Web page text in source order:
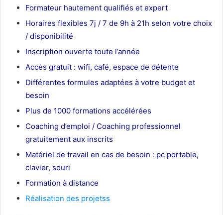
Formateur hautement qualifiés et expert
Horaires flexibles 7j / 7 de 9h à 21h selon votre choix
/ disponibilité
Inscription ouverte toute l’année
Accès gratuit : wifi, café, espace de détente
Différentes formules adaptées à votre budget et
besoin
Plus de 1000 formations accélérées
Coaching d’emploi / Coaching professionnel
gratuitement aux inscrits
Matériel de travail en cas de besoin : pc portable,
clavier, souri
Formation à distance
Réalisation des projetss